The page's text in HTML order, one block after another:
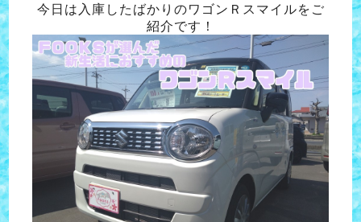
今日は入庫したばかりのワゴンＲスマイルをご
紹介です！